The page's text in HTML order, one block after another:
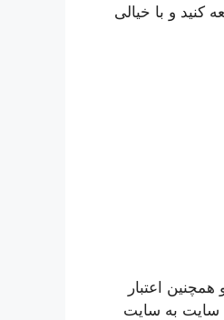
و با خیالی
اعتبار
سایت به سایت